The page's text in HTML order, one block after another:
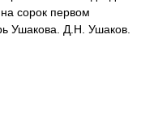
сорок первом
Ушакова. Д.Н. Ушаков.